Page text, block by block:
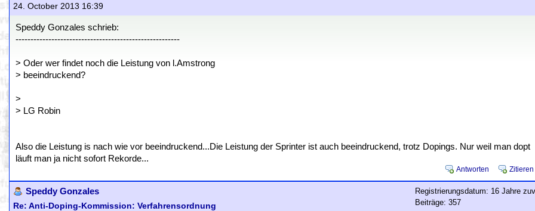
24. October 2013 16:39
Speddy Gonzales schrieb:
-------------------------------------------------------
> Oder wer findet noch die Leistung von l.Amstrong
> beeindruckend?
>
> LG Robin
Also die Leistung is nach wie vor beeindruckend...Die Leistung der Sprinter ist auch beeindruckend, trotz Dopings. Nur weil man dopt
läuft man ja nicht sofort Rekorde...
Antworten Zitieren
Speddy Gonzales
Re: Anti-Doping-Kommission: Verfahrensordnung
Registrierungsdatum: 16 Jahre
Beiträge: 357